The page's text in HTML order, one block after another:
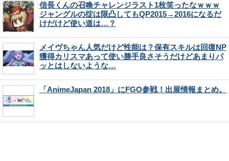
信長くんの召喚チャレンジラスト1枚笑ったなｗｗｗ
ジャングルの掟は限凸してもQP2015→2016になるだ
けだけど使い道は…？
メイヴちゃん人気だけど性能は？保有スキルは回復NP
獲得カリスマあって使い勝手良さそうだけどあまりパ
ッとはしないような…
「AnimeJapan 2018」にFGO参戦！出展情報まとめ。